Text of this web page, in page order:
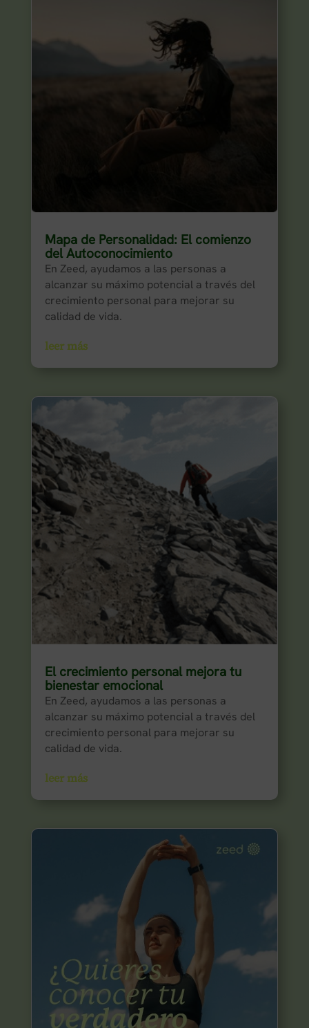
Mapa de Personalidad: El comienzo
del Autoconocimiento
En Zeed, ayudamos a las personas a
alcanzar su máximo potencial a través del
crecimiento personal para mejorar su
calidad de vida.
leer más
El crecimiento personal mejora tu
bienestar emocional
En Zeed, ayudamos a las personas a
alcanzar su máximo potencial a través del
crecimiento personal para mejorar su
calidad de vida.
leer más